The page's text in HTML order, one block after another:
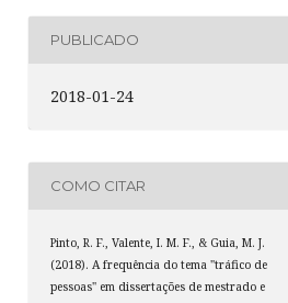
PUBLICADO
2018-01-24
COMO CITAR
Pinto, R. F., Valente, I. M. F., & Guia, M. J.
(2018). A frequência do tema "tráfico de
pessoas" em dissertações de mestrado e